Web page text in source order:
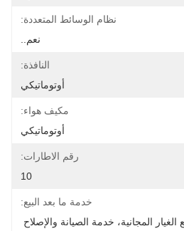
نظام الوسائط المتعددة:
نعم..
النافذة:
أوتوماتيكي
مكيف هواء:
أوتوماتيكي
رقم الاطارات:
10
خدمة ما بعد البيع: